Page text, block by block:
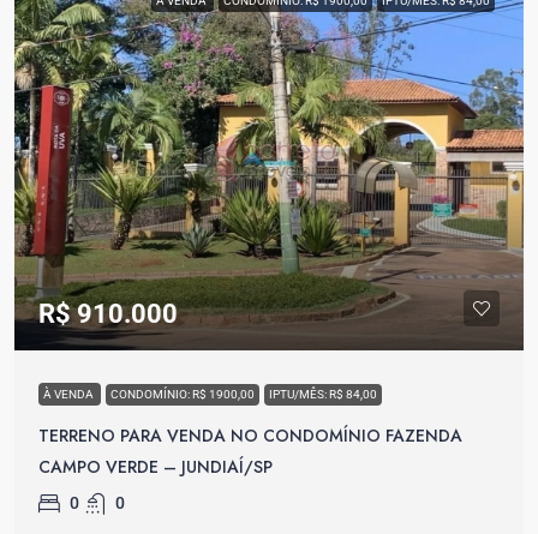
R$ 910.000
À VENDA CONDOMÍNIO: R$ 1900,00 IPTU/MÊS: R$ 84,00
TERRENO PARA VENDA NO CONDOMÍNIO FAZENDA
CAMPO VERDE – JUNDIAÍ/SP
0 0